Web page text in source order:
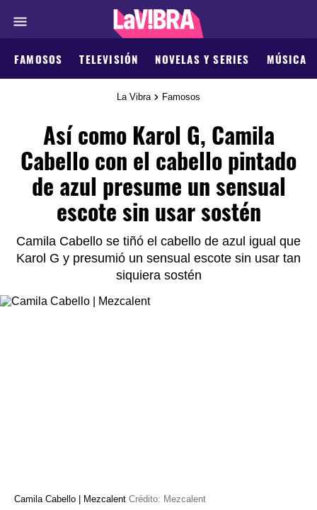
FAMOSOS TELEVISIÓN NOVELAS Y SERIES MÚSICA
La Vibra Famosos
Así como Karol G, Camila
Cabello con el cabello pintado
de azul presume un sensual
escote sin usar sostén
Camila Cabello se tiñó el cabello de azul igual que
Karol G y presumió un sensual escote sin usar tan
siquiera sostén
Camila Cabello | Mezcalent Crédito: Mezcalent